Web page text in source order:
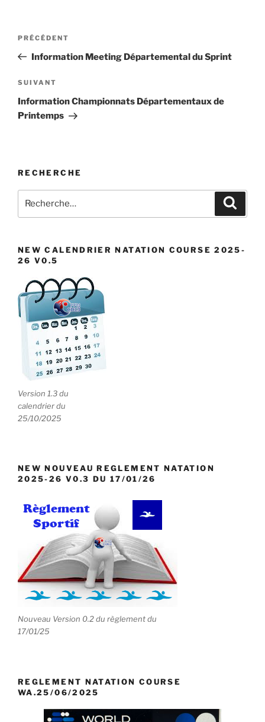
Navigation
l’article
Article
précédent
PRÉCÉDENT
Information Meeting Départemental du Sprint
Article
suivant
SUIVANT
Information Championnats Départementaux de
Printemps
RECHERCHE
pour
NEW CALENDRIER NATATION COURSE 2025-
26 V0.5
Version 1.3 du
calendrier du
25/10/2025
NEW NOUVEAU REGLEMENT NATATION
2025-26 V0.3 DU 17/01/26
Nouveau Version 0.2 du règlement du
17/01/25
REGLEMENT NATATION COURSE
WA.25/06/2025